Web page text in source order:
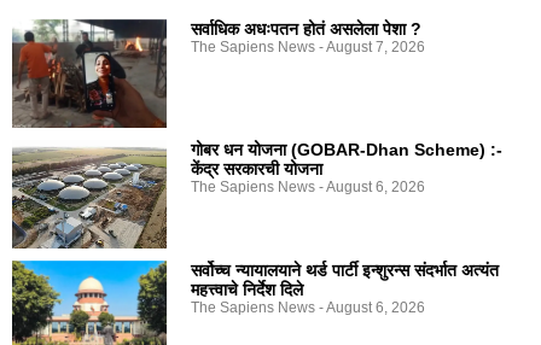
सर्वाधिक अधःपतन होतं असलेला पेशा ?
The Sapiens News August 7, 2026
गोबर धन योजना (GOBAR-Dhan Scheme) :-
केंद्र सरकारची योजना
The Sapiens News August 6, 2026
सर्वोच्च न्यायालयाने थर्ड पार्टी इन्शुरन्स संदर्भात अत्यंत
महत्त्वाचे निर्देश दिले
The Sapiens News August 6, 2026